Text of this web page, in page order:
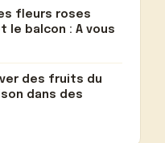
fleurs roses
le balcon : A vous
des fruits du
dans des